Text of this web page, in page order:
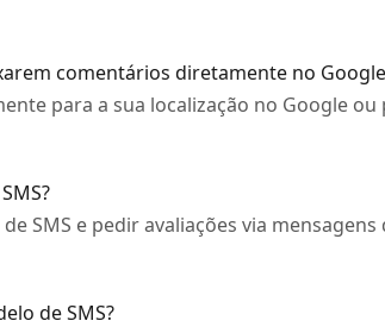
comentários diretamente no
para a sua localização no Google
SMS e pedir avaliações via
de SMS?